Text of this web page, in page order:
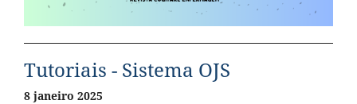
Tutoriais - Sistema OJS
8 janeiro 2025